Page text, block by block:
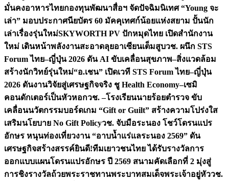
มั่นคงอาหารไทยกองทุนพัฒนาสื่อฯ จัดปัจฉิมนิเทศ “Young จะ
เล่า” มอบประกาศนียบัตร 60 มัคคุเทศก์น้อยแห่งสยาม ปั้นนัก
เล่าเรื่องรุ่นใหม่SKYWORTH PV ปักหมุดไทย เปิดสำนักงาน
ใหม่ เดินหน้าพลังงานสะอาดลุยอาเซียนเต็มสูบวช. ผนึก STS
Forum ไทย–ญี่ปุ่น 2026 ดัน AI ขับเคลื่อนสุขภาพ–สิ่งแวดล้อม
สร้างนักวิทย์รุ่นใหม่“อ.เชน” เปิดเวที STS Forum ไทย–ญี่ปุ่น
2026 ดันงานวิจัยสู่เศรษฐกิจจริง ชู Health Economy–เซมิ
คอนดักเตอร์เป็นหัวหอกวช. –โรงเรียนนายร้อยตำรวจ ขับ
เคลื่อนนวัตกรรมบอร์ดเกม “Gift or Guilt” สร้างความโปร่งใส
เสริมนโยบาย No Gift Policyวช. จับมือระนอง โชว์โดรนแปร
อักษร หนุนท่องเที่ยวงาน “อาบน้ำแร่แลระนอง 2569” ดัน
เศรษฐกิจสร้างสรรค์ยินดี!ทีมเยาวชนไทย ได้รับรางวัลการ
ออกแบบแผนโดรนแปรอักษร ปี 2569 สนามคัดเลือกที่ 2 มุ่งสู่
การชิงรางวัลถ้วยพระราชทานพระบาทสมเด็จพระเจ้าอยู่หัววช.